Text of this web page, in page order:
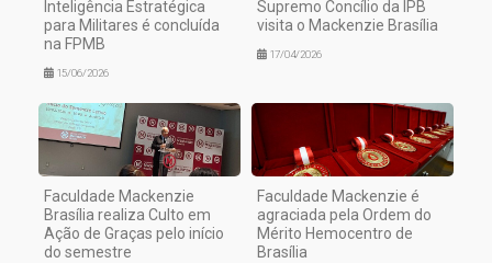
Inteligência Estratégica
para Militares é concluída
na FPMB
15/06/2026
Supremo Concílio da IPB
visita o Mackenzie Brasília
17/04/2026
Faculdade Mackenzie
Brasília realiza Culto em
Ação de Graças pelo início
do semestre
Faculdade Mackenzie é
agraciada pela Ordem do
Mérito Hemocentro de
Brasília